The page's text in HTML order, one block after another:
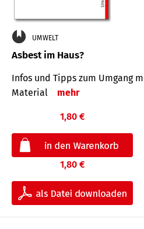
UMWELT
Asbest im Haus?
Infos und Tipps zum Um­gang
Mate­rial
mehr
1,80 €
1,80 €